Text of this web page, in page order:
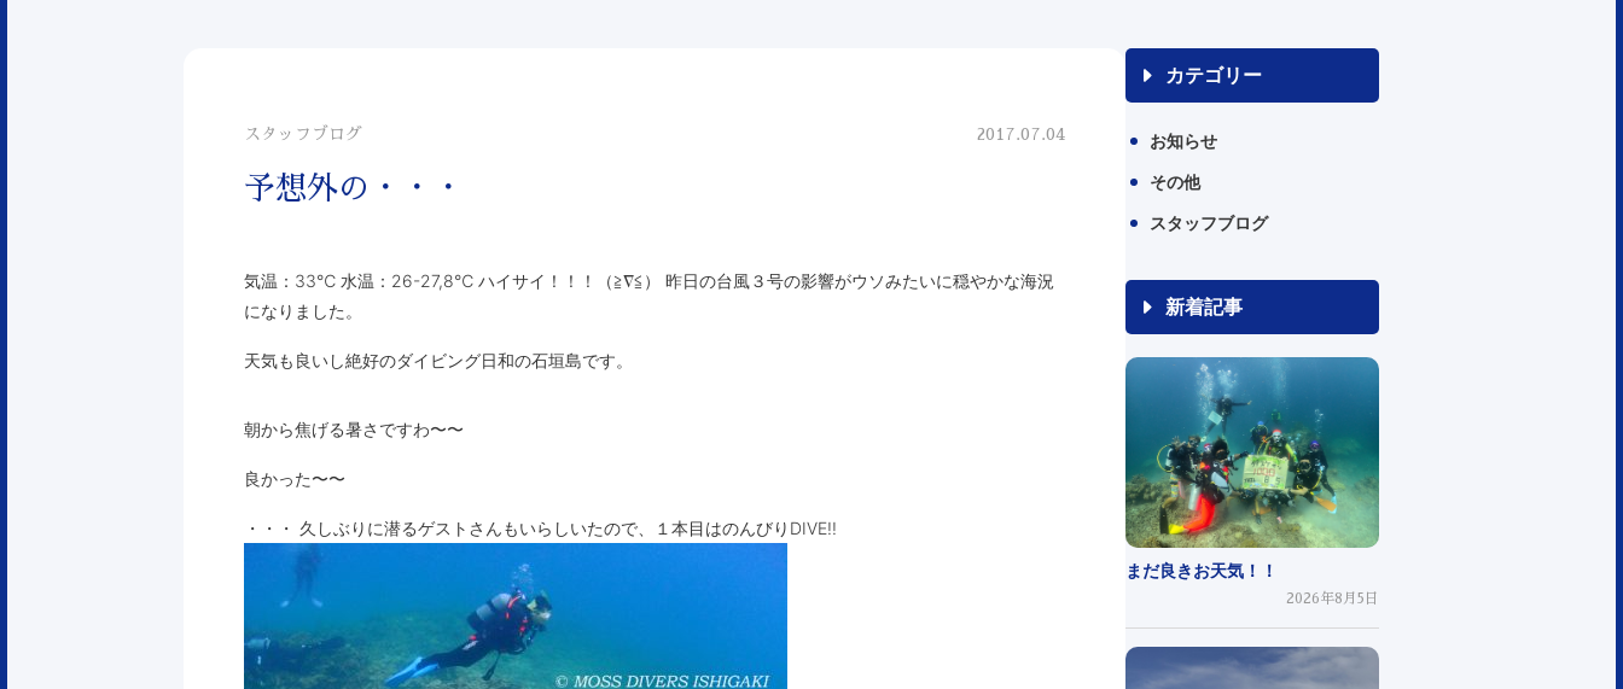
スタッフブログ 2017.07.04
予想外の・・・
気温：33℃ 水温：26-27,8℃ ハイサイ！！！（≧∇≦） 昨日の台風３号の影響がウソみたいに穏やかな海況
になりました。
天気も良いし絶好のダイビング日和の石垣島です。
朝から焦げる暑さですわ〜〜
良かった〜〜
・・・ 久しぶりに潜るゲストさんもいらしいたので、１本目はのんびりDIVE!!
カテゴリー
お知らせ
その他
スタッフブログ
新着記事
まだ良きお天気！！
2026年8月5日